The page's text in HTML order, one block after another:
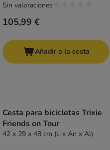
105,99 €
Sin valoraciones
Añadir a la cesta
Cesta para bicicletas Trixie
Friends on Tour
42 x 29 x 48 cm (L x An x Al)